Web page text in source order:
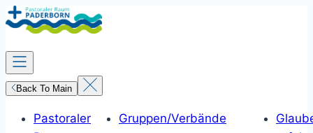
Zum
Inhalt
springen
Back To Main
Pastoraler
Gruppen/Verbände